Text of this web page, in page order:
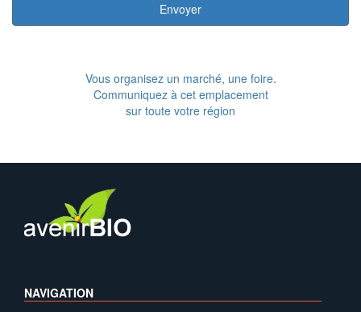
Envoyer
Vous organisez un marché, une foire.
Communiquez à cet emplacement
sur toute votre région
NAVIGATION